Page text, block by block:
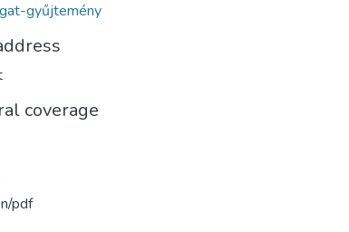
gyűjtemény
coverage
pdf